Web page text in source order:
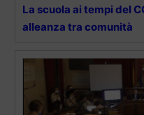
La scuola ai tempi del
alleanza tra comunità